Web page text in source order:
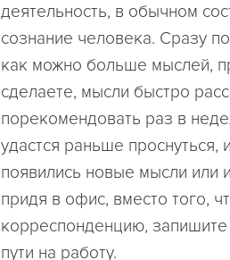
деятельность, в обычном
сознание человека. Сразу
как можно больше мыслей,
сделаете, мысли быстро
порекомендовать раз в
удастся раньше проснуться,
появились новые мысли или
придя в офис, вместо того,
корреспонденцию,
пути на работу.